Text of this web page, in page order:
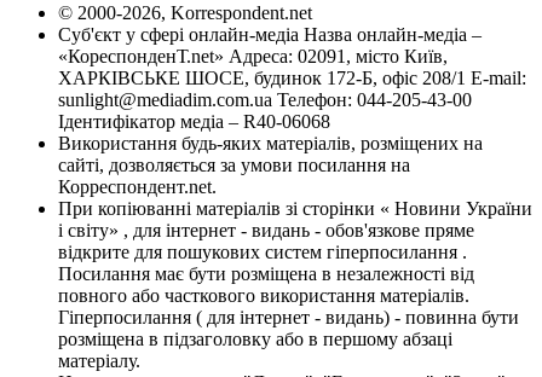
© 2000-2026, Korrespondent.net
Суб'єкт у сфері онлайн-медіа Назва онлайн-медіа –
«КореспонденТ.net» Адреса: 02091, місто Київ,
ХАРКІВСЬКЕ ШОСЕ, будинок 172-Б, офіс 208/1 E-mail:
sunlight@mediadim.com.ua Телефон: 044-205-43-00
Ідентифікатор медіа – R40-06068
Використання будь-яких матеріалів, розміщених на
сайті, дозволяється за умови посилання на
Корреспондент.net.
При копіюванні матеріалів зі сторінки « Новини України
і світу» , для інтернет - видань - обов'язкове пряме
відкрите для пошукових систем гіперпосилання .
Посилання має бути розміщена в незалежності від
повного або часткового використання матеріалів.
Гіперпосилання ( для інтернет - видань) - повинна бути
розміщена в підзаголовку або в першому абзаці
матеріалу.